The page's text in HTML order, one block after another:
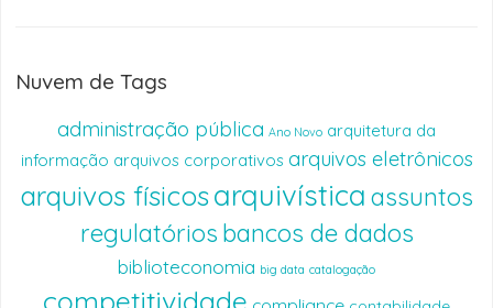
Nuvem de Tags
administração pública Ano Novo arquitetura da
informação arquivos corporativos arquivos eletrônicos
arquivos físicosarquivística assuntos
regulatórios bancos de dados
biblioteconomia big data catalogação